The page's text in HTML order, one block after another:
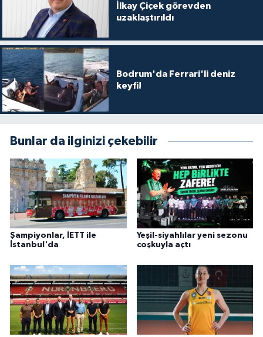
İlkay Çiçek görevden
uzaklaştırıldı
Bodrum'da Ferrari'li deniz
keyfi!
Bunlar da ilginizi çekebilir
Şampiyonlar, İETT ile
İstanbul'da
Yeşil-siyahlılar yeni sezonu
coşkuyla açtı